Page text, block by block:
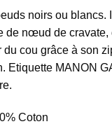
noirs ou blancs.
de nœud de cravate,
du cou grâce à son
Etiquette MANON
Coton